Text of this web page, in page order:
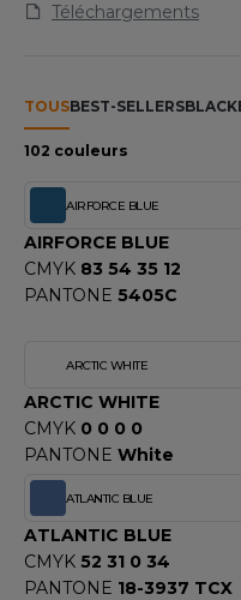
VETEMENTS
SHIRT
PROFESSIONNELLE
- BLOUSON
- BLANKS
HOODS
T'S
Téléchargements
TOUSBEST-SELLERSBLACK
102 couleurs
AIRFORCE BLUE
AIRFORCE BLUE
CMYK 83 54 35 12
PANTONE 5405C
ARCTIC WHITE
ARCTIC WHITE
CMYK 0 0 0 0
PANTONE White
ATLANTIC BLUE
ATLANTIC BLUE
CMYK 52 31 0 34
PANTONE 18-3937 TCX